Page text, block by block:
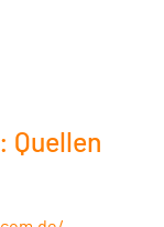
Quellen